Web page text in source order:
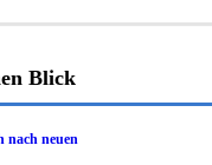
Blick
nach neuen